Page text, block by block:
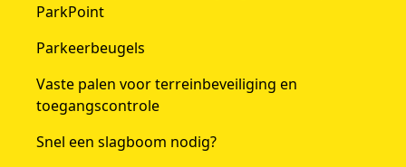
ParkPoint
Parkeerbeugels
Vaste palen voor terreinbeveiliging en
toegangscontrole
Snel een slagboom nodig?